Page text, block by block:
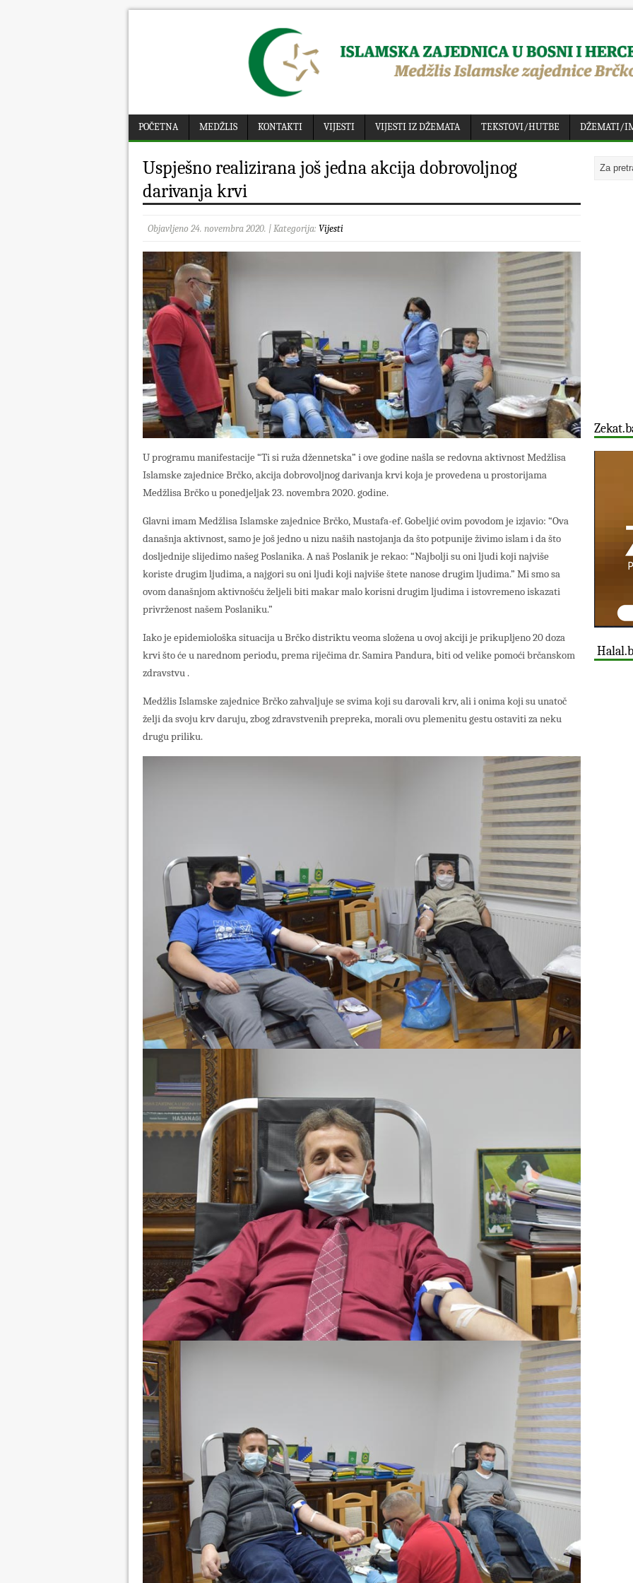
POČETNA MEDŽLIS KONTAKTI VIJESTI VIJESTI IZ DŽEMATA TEKSTOVI/HUTBE DŽEMATI/
Uspješno realizirana još jedna akcija dobrovoljnog
darivanja krvi
Objavljeno 24. novembra 2020. | Kategorija: Vijesti
U programu manifestacije “Ti si ruža džennetska” i ove godine našla se redovna aktivnost Medžlisa
Islamske zajednice Brčko, akcija dobrovoljnog darivanja krvi koja je provedena u prostorijama
Medžlisa Brčko u ponedjeljak 23. novembra 2020. godine.
Glavni imam Medžlisa Islamske zajednice Brčko, Mustafa-ef. Gobeljić ovim povodom je izjavio: “Ova
današnja aktivnost, samo je još jedno u nizu naših nastojanja da što potpunije živimo islam i da što
dosljednije slijedimo našeg Poslanika. A naš Poslanik je rekao: “Najbolji su oni ljudi koji najviše
koriste drugim ljudima, a najgori su oni ljudi koji najviše štete nanose drugim ljudima.” Mi smo sa
ovom današnjom aktivnošću željeli biti makar malo korisni drugim ljudima i istovremeno iskazati
privrženost našem Poslaniku.”
Iako je epidemiološka situacija u Brčko distriktu veoma složena u ovoj akciji je prikupljeno 20 doza
krvi što će u narednom periodu, prema riječima dr. Samira Pandura, biti od velike pomoći brčanskom
zdravstvu .
Medžlis Islamske zajednice Brčko zahvaljuje se svima koji su darovali krv, ali i onima koji su unatoč
želji da svoju krv daruju, zbog zdravstvenih prepreka, morali ovu plemenitu gestu ostaviti za neku
drugu priliku.